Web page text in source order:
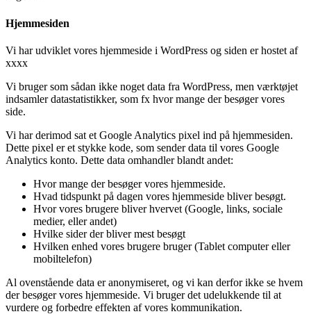
Hjemmesiden
Vi har udviklet vores hjemmeside i WordPress og siden er hostet af
xxxx
Vi bruger som sådan ikke noget data fra WordPress, men værktøjet
indsamler datastatistikker, som fx hvor mange der besøger vores
side.
Vi har derimod sat et Google Analytics pixel ind på hjemmesiden.
Dette pixel er et stykke kode, som sender data til vores Google
Analytics konto. Dette data omhandler blandt andet:
Hvor mange der besøger vores hjemmeside.
Hvad tidspunkt på dagen vores hjemmeside bliver besøgt.
Hvor vores brugere bliver hvervet (Google, links, sociale
medier, eller andet)
Hvilke sider der bliver mest besøgt
Hvilken enhed vores brugere bruger (Tablet computer eller
mobiltelefon)
Al ovenstående data er anonymiseret, og vi kan derfor ikke se hvem
der besøger vores hjemmeside. Vi bruger det udelukkende til at
vurdere og forbedre effekten af vores kommunikation.